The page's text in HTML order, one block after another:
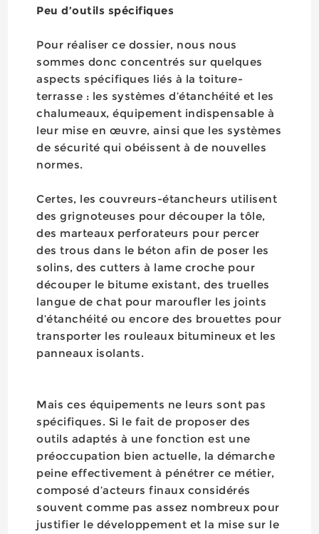
Peu d’outils spécifiques
Pour réaliser ce dossier, nous nous
sommes donc concentrés sur quelques
aspects spécifiques liés à la toiture-
terrasse : les systèmes d’étanchéité et les
chalumeaux, équipement indispensable à
leur mise en œuvre, ainsi que les systèmes
de sécurité qui obéissent à de nouvelles
normes.
Certes, les couvreurs-étancheurs utilisent
des grignoteuses pour découper la tôle,
des marteaux perforateurs pour percer
des trous dans le béton afin de poser les
solins, des cutters à lame croche pour
découper le bitume existant, des truelles
langue de chat pour maroufler les joints
d’étanchéité ou encore des brouettes pour
transporter les rouleaux bitumineux et les
panneaux isolants.
Mais ces équipements ne leurs sont pas
spécifiques. Si le fait de proposer des
outils adaptés à une fonction est une
préoccupation bien actuelle, la démarche
peine effectivement à pénétrer ce métier,
composé d’acteurs finaux considérés
souvent comme pas assez nombreux pour
justifier le développement et la mise sur le